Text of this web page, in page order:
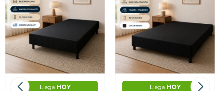
Llega HOY
Llega HOY